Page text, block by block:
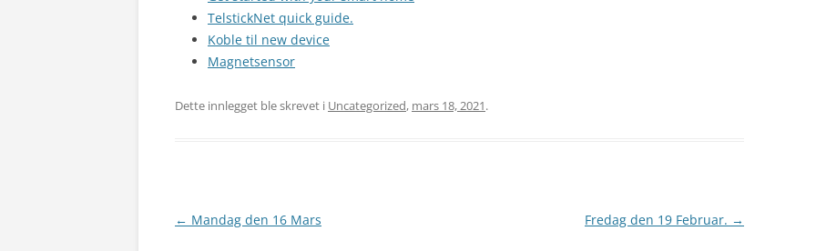
TelstickNet quick guide.
Koble til new device
Magnetsensor
Dette innlegget ble skrevet i Uncategorized, mars 18, 2021.
Innleggsnavigasjon
← Mandag den 16 Mars Fredag den 19 Februar. →